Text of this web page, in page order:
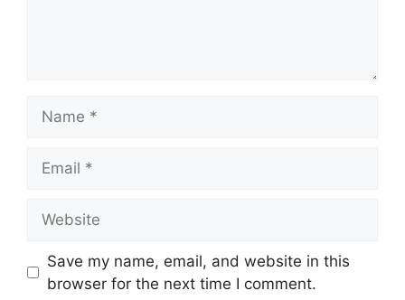
Save my name, email, and website in this
browser for the next time I comment.